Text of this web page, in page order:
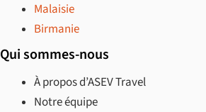
Malaisie
Birmanie
Qui sommes-nous
À propos d’ASEV Travel
Notre équipe